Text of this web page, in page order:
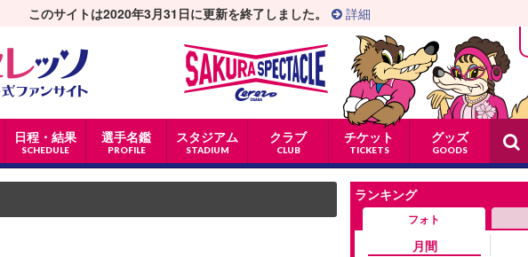
日程・結果
SCHEDULE
選手名鑑
PROFILE
スタジアム
STADIUM
クラブ
CLUB
チケット
TICKETS
グッズ
GOODS
このサイトは2020年3月31日に更新を終了しました。 詳細
ランキング
フォト
月間